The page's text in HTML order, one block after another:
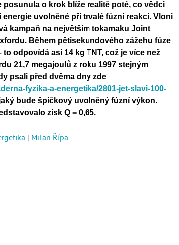
posunula o krok blíže realitě poté, co vědci
uvolněné při trvalé fúzní reakci. Vloni
kampaň na největším tokamaku Joint
Během pětisekundového zážehu fúze
odpovídá asi 14 kg TNT, což je více než
21,7 megajoulů z roku 1997 stejným
psali před dvěma dny zde
fyzika-a-energetika/2801-jet-slavi-100-
bude špičkový uvolněný fúzní výkon.
zisk Q = 0,65.
| Milan Řípa